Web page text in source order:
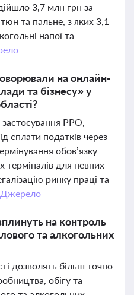
3,7 млн грн за
та пальне, з яких 3,1
напої та
на онлайн-
та бізнесу» у
РРО,
сплати податків через
обов’язку
терміналів для певних
ринку праці та
Джерело
на контроль
та алкогольних
дозволять більш точно
обігу та